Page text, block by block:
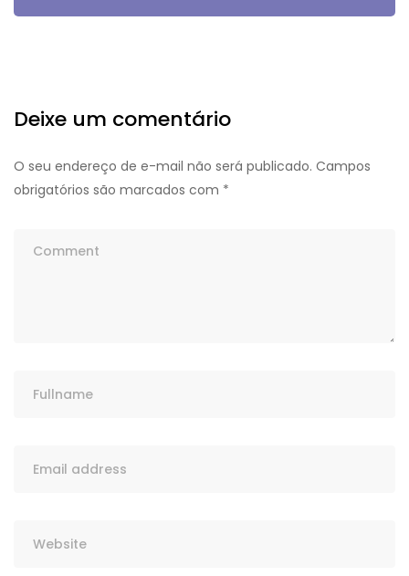
Deixe um comentário
O seu endereço de e-mail não será publicado. Campos
obrigatórios são marcados com *